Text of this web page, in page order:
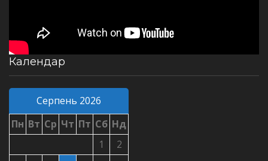
Календар
Серпень 2026
Пн Вт Ср Чт Пт Сб Нд
1
2